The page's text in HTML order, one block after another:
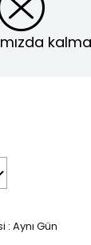
: Aynı Gün